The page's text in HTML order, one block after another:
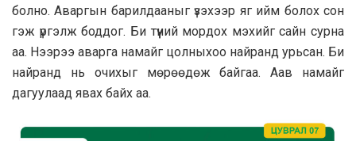
болно. Аваргын барилдааныг үзэхээр яг ийм болох сон
гэж үргэлж боддог. Би түүний мордох мэхийг сайн сурна
аа. Нээрээ аварга намайг цолныхоо найранд урьсан. Би
найранд нь очихыг мөрөөдөж байгаа. Аав намайг
дагуулаад явах байх аа.